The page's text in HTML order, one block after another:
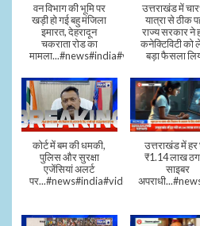
वन विभाग की भूमि पर
खड़ी हो गई बहु मंजिला
इमारत, देहरादून
चकराता रोड का
मामला...#news#india#video
उत्तराखंड में
यात्रा से ठीक
राज्य सरकार ने
कनेक्टिविटी को
बड़ा फैसला
कोर्ट में बम की धमकी,
पुलिस और सुरक्षा
एजेंसियां अलर्ट
पर...#news#india#video#viral
उत्तराखंड में
₹1.14 लाख
साइबर